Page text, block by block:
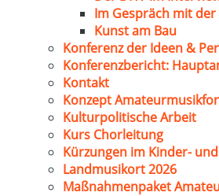
Im Gespräch mit
Kunst am Bau
Konferenz der Ideen &
Konferenzbericht:
Kontakt
Konzept
Kulturpolitische Arbeit
Kurs Chorleitung
Kürzungen im Kinder-
Landmusikort 2026
Maßnahmenpaket